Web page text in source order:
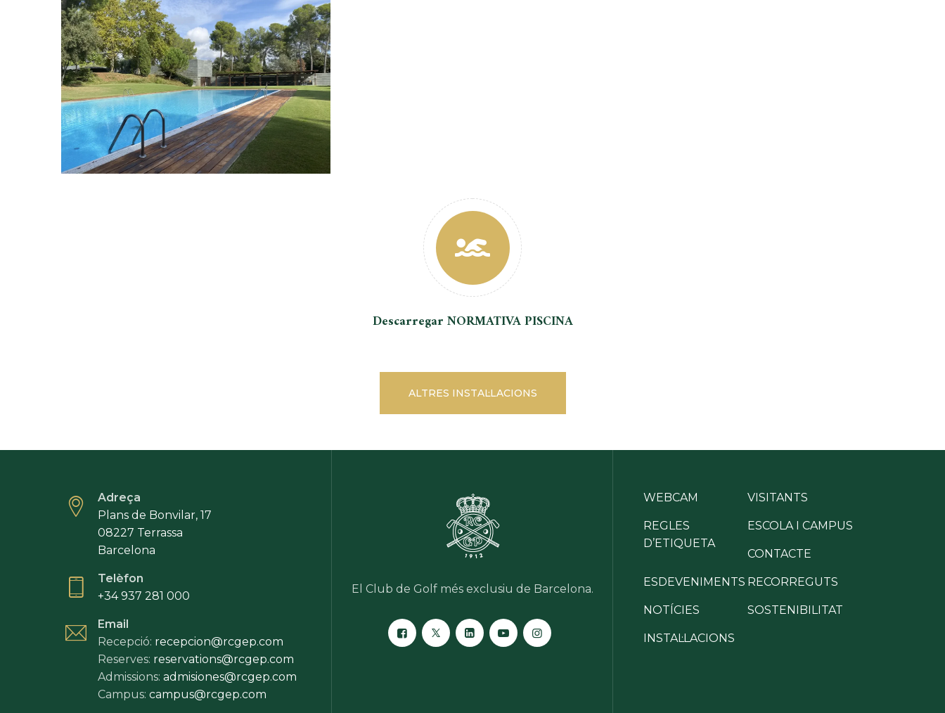
Descarregar NORMATIVA PISCINA
ALTRES INSTAL·LACIONS
Adreça
Plans de Bonvilar, 17
08227 Terrassa
Barcelona
Telèfon
+34 937 281 000
Email
Recepció: recepcion@rcgep.com
Reserves: reservations@rcgep.com
Admissions: admisiones@rcgep.com
Campus: campus@rcgep.com
El Club de Golf més exclusiu de Barcelona.
WEBCAM VISITANTS
REGLES
D’ETIQUETA
ESCOLA I CAMPUS
CONTACTE
ESDEVENIMENTS RECORREGUTS
NOTÍCIES SOSTENIBILITAT
INSTAL·LACIONS